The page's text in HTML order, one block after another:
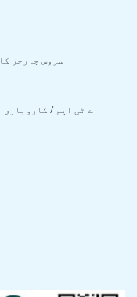
سروس چارجز کا
اے ٹی ایم /